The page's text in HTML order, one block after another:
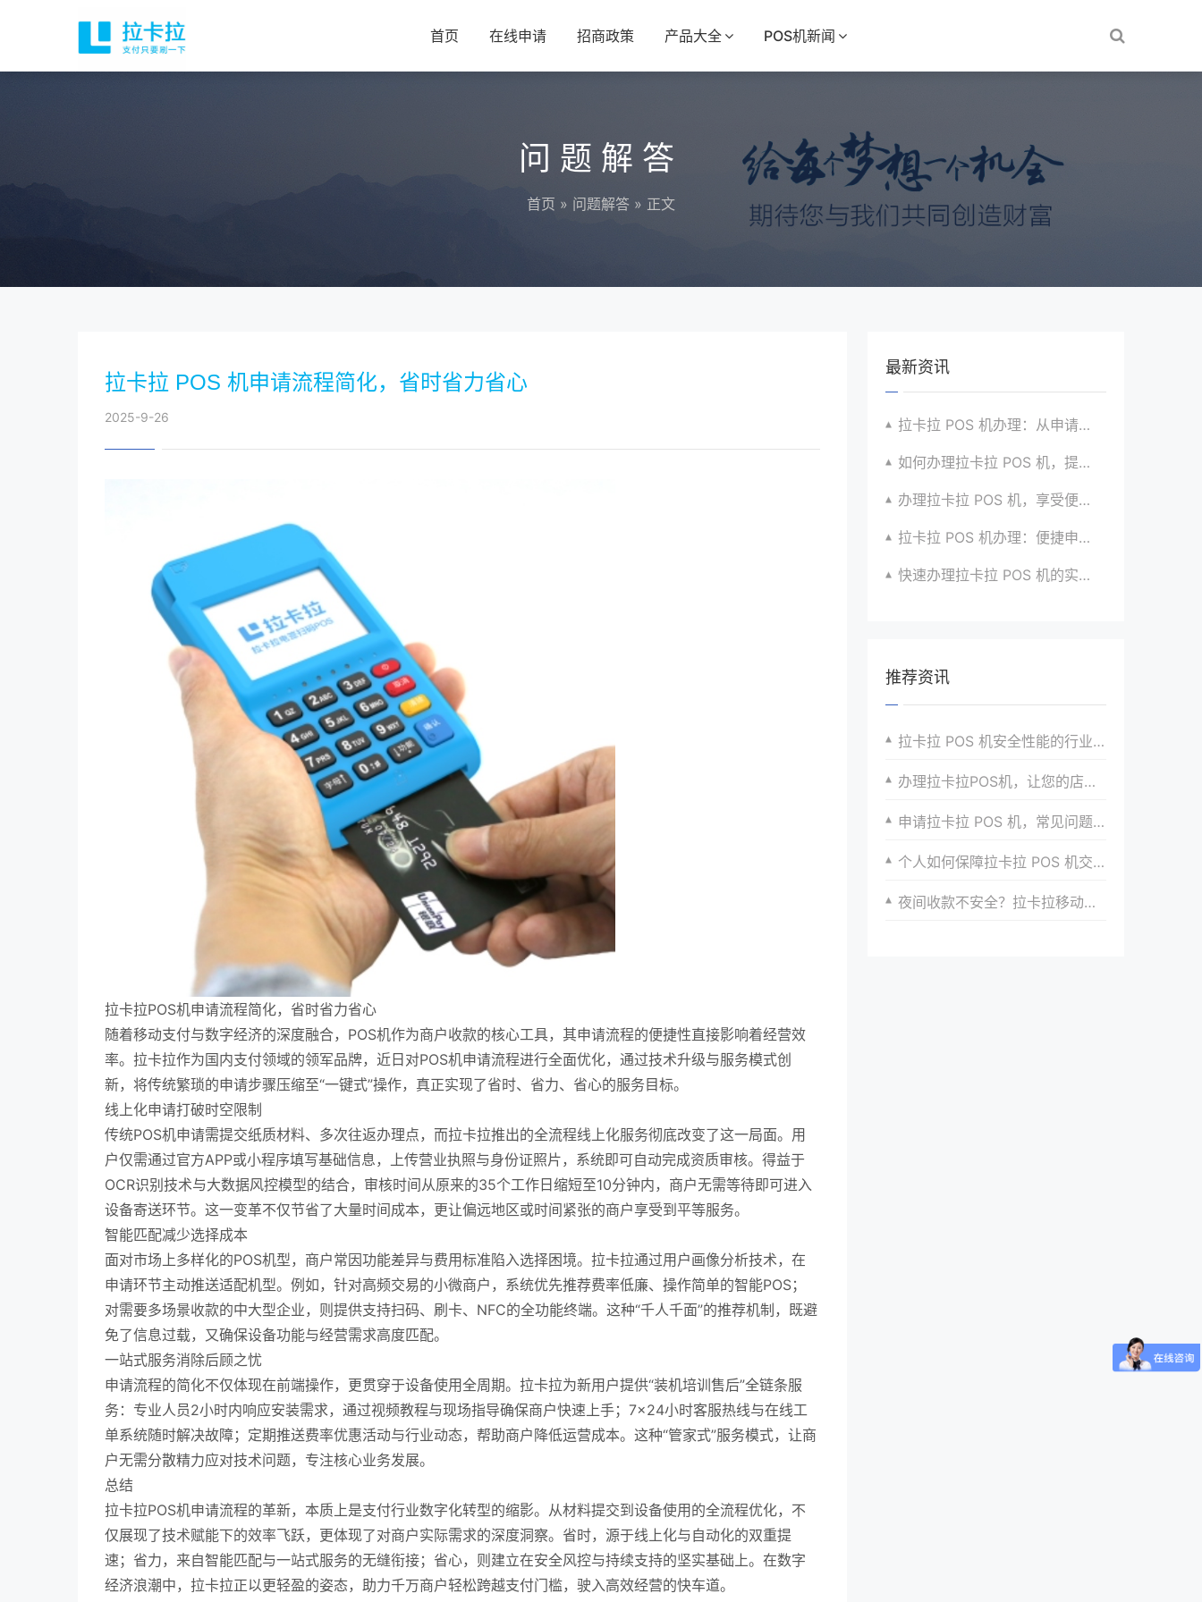
首页 在线申请 招商政策 产品大全 POS机新闻
问题解答
首页 » 问题解答 » 正文
拉卡拉 POS 机申请流程简化，省时省力省心​
2025-9-26
拉卡拉POS机申请流程简化，省时省力省心
随着移动支付与数字经济的深度融合，POS机作为商户收款的核心工具，其申请流程的便捷性直接影响着经营效
率。拉卡拉作为国内支付领域的领军品牌，近日对POS机申请流程进行全面优化，通过技术升级与服务模式创
新，将传统繁琐的申请步骤压缩至“一键式”操作，真正实现了省时、省力、省心的服务目标。
线上化申请打破时空限制
传统POS机申请需提交纸质材料、多次往返办理点，而拉卡拉推出的全流程线上化服务彻底改变了这一局面。用
户仅需通过官方APP或小程序填写基础信息，上传营业执照与身份证照片，系统即可自动完成资质审核。得益于
OCR识别技术与大数据风控模型的结合，审核时间从原来的35个工作日缩短至10分钟内，商户无需等待即可进入
设备寄送环节。这一变革不仅节省了大量时间成本，更让偏远地区或时间紧张的商户享受到平等服务。
智能匹配减少选择成本
面对市场上多样化的POS机型，商户常因功能差异与费用标准陷入选择困境。拉卡拉通过用户画像分析技术，在
申请环节主动推送适配机型。例如，针对高频交易的小微商户，系统优先推荐费率低廉、操作简单的智能POS；
对需要多场景收款的中大型企业，则提供支持扫码、刷卡、NFC的全功能终端。这种“千人千面”的推荐机制，既避
免了信息过载，又确保设备功能与经营需求高度匹配。
一站式服务消除后顾之忧
申请流程的简化不仅体现在前端操作，更贯穿于设备使用全周期。拉卡拉为新用户提供“装机培训售后”全链条服
务：专业人员2小时内响应安装需求，通过视频教程与现场指导确保商户快速上手；7×24小时客服热线与在线工
单系统随时解决故障；定期推送费率优惠活动与行业动态，帮助商户降低运营成本。这种“管家式”服务模式，让商
户无需分散精力应对技术问题，专注核心业务发展。
总结
拉卡拉POS机申请流程的革新，本质上是支付行业数字化转型的缩影。从材料提交到设备使用的全流程优化，不
仅展现了技术赋能下的效率飞跃，更体现了对商户实际需求的深度洞察。省时，源于线上化与自动化的双重提
速；省力，来自智能匹配与一站式服务的无缝衔接；省心，则建立在安全风控与持续支持的坚实基础上。在数字
经济浪潮中，拉卡拉正以更轻盈的姿态，助力千万商户轻松跨越支付门槛，驶入高效经营的快车道。
最新资讯
拉卡拉 POS 机办理：从申请到收款的全流程攻略
如何办理拉卡拉 POS 机，提升生意竞争力？有招
办理拉卡拉 POS 机，享受便捷支付体验的秘籍
拉卡拉 POS 机办理：便捷申请，放心使用超安心
快速办理拉卡拉 POS 机的实用攻略分享超靠谱
推荐资讯
拉卡拉 POS 机安全性能的行业对比
办理拉卡拉POS机，让您的店铺支付更加高效安全
申请拉卡拉 POS 机，常见问题解答一站式汇总
个人如何保障拉卡拉 POS 机交易安全
夜间收款不安全？拉卡拉移动支付让夜间交易更安心